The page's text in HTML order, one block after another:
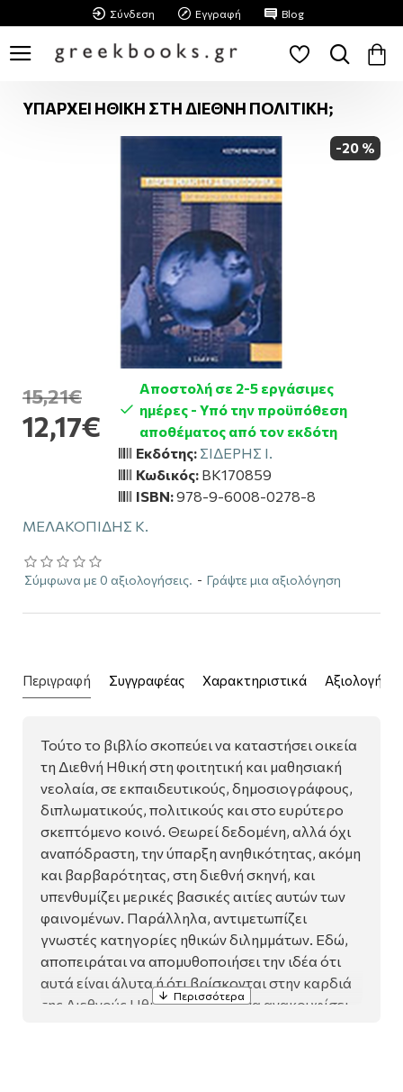
Σύνδεση Εγγραφή Blog
ΥΠΑΡΧΕΙ ΗΘΙΚΗ ΣΤΗ ΔΙΕΘΝΗ ΠΟΛΙΤΙΚΗ;
-20 %
ΜΕΛΑΚΟΠΙΔΗΣ Κ.
Σύμφωνα με 0 αξιολογήσεις. - Γράψτε μια αξιολόγηση
12,17€
15,21€
Αποστολή σε 2-5 εργάσιμες
ημέρες - Υπό την προϋπόθεση
αποθέματος από τον εκδότη
Εκδότης: ΣΙΔΕΡΗΣ Ι.
Κωδικός: BK170859
ISBN:978-9-6008-0278-8
Περιγραφή Συγγραφέας Χαρακτηριστικά
Τούτο το βιβλίο σκοπεύει να καταστήσει οικεία
τη Διεθνή Ηθική στη φοιτητική και μαθησιακή
νεολαία, σε εκπαιδευτικούς, δημοσιογράφους,
διπλωματικούς, πολιτικούς και στο ευρύτερο
σκεπτόμενο κοινό. Θεωρεί δεδομένη, αλλά όχι
αναπόδραστη, την ύπαρξη ανηθικότητας, ακόμη
και βαρβαρότητας, στη διεθνή σκηνή, και
υπενθυμίζει μερικές βασικές αιτίες αυτών των
φαινομένων. Παράλληλα, αντιμετωπίζει
γνωστές κατηγορίες ηθικών διλημμάτων. Εδώ,
αποπειράται να απομυθοποιήσει την ιδέα ότι
αυτά είναι άλυτα ή ότι βρίσκονται στην καρδιά
της Διεθνούς Ηθικής, αλλά και να ανακουφίσει